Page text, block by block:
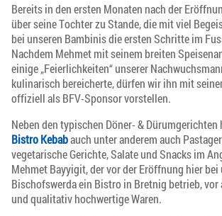
Bereits in den ersten Monaten nach der
über seine Tochter zu Stande, die mit viel
bei unseren Bambinis die ersten Schritte im
Nachdem Mehmet mit seinem breiten
einige „Feierlichkeiten“ unserer
kulinarisch bereicherte, dürfen wir ihn mit
offiziell als BFV-Sponsor vorstellen.
Neben den typischen Döner- & Dürumgerichten
Bistro Kebabauch unter anderem auch
vegetarische Gerichte, Salate und Snacks im
Mehmet Bayyigit, der vor der Eröffnung hier bei
Bischofswerda ein Bistro in Bretnig betrieb,
und qualitativ hochwertige Waren.